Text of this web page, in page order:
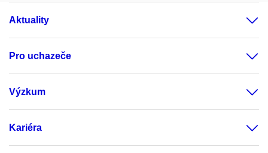
Aktuality
Pro uchazeče
Výzkum
Kariéra